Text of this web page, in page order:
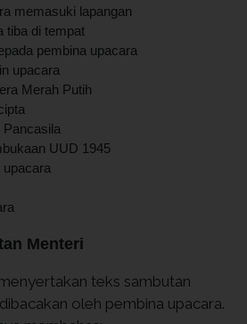
memasuki lapangan
tiba di tempat
pembina upacara
upacara
Merah Putih
UUD 1945
Menteri
teks sambutan
oleh pembina upacara.